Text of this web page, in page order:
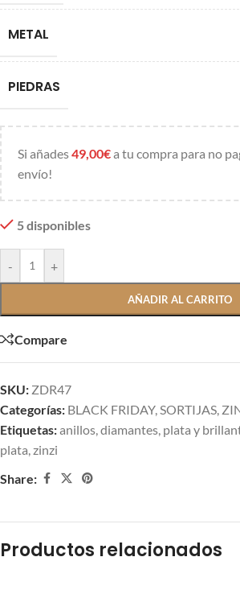
METAL
PIEDRAS
Si añades49,00€a tu compra para no
envío!
5 disponibles
- +
AÑADIR AL CARRITO
Compare
SKU: ZDR47
Categorías: BLACK FRIDAY,SORTIJAS,
Etiquetas:anillos,diamantes, plata y
plata,zinzi
Share:
Productos relacionados